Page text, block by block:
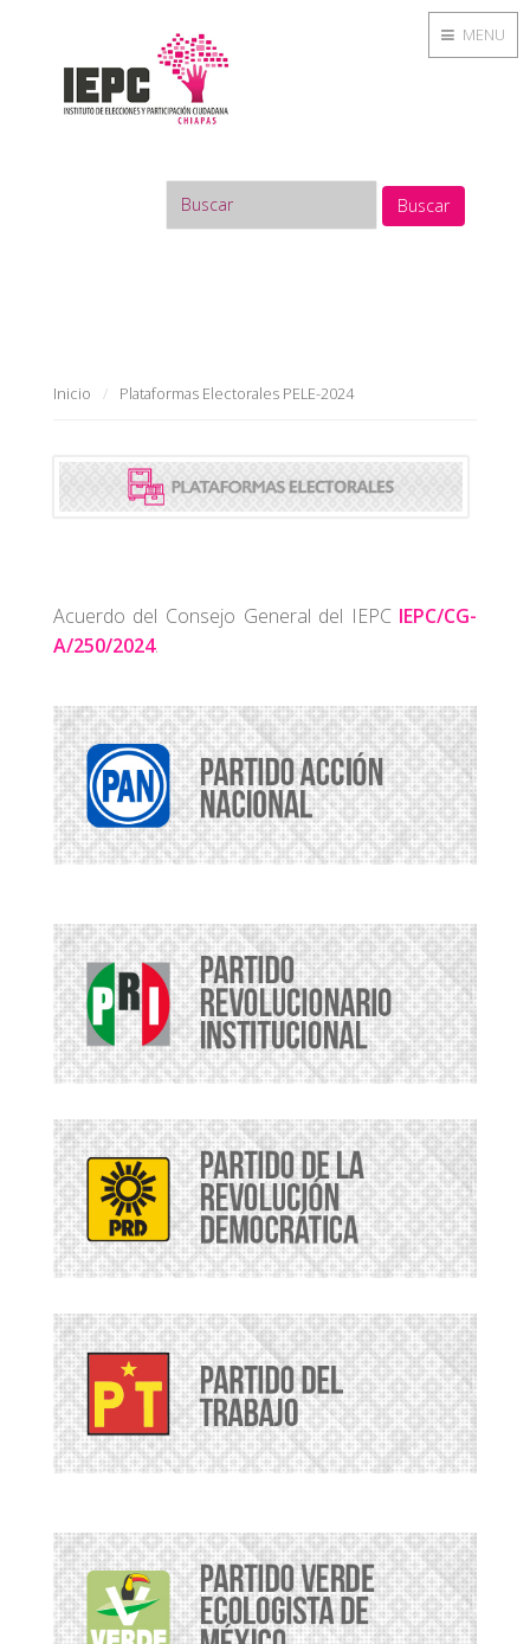
Buscar
Inicio Plataformas Electorales PELE-2024
Acuerdo del Consejo General del IEPC IEPC/CG-
A/250/2024.
MENU